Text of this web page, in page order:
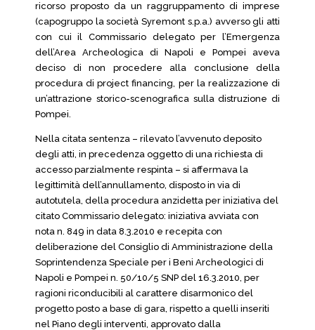
ricorso proposto da un raggruppamento di imprese
(capogruppo la società Syremont s.p.a.) avverso gli atti
con cui il Commissario delegato per l’Emergenza
dell’Area Archeologica di Napoli e Pompei aveva
deciso di non procedere alla conclusione della
procedura di project financing, per la realizzazione di
un’attrazione storico-scenografica sulla distruzione di
Pompei.
Nella citata sentenza – rilevato l’avvenuto deposito
degli atti, in precedenza oggetto di una richiesta di
accesso parzialmente respinta – si affermava la
legittimità dell’annullamento, disposto in via di
autotutela, della procedura anzidetta per iniziativa del
citato Commissario delegato: iniziativa avviata con
nota n. 849 in data 8.3.2010 e recepita con
deliberazione del Consiglio di Amministrazione della
Soprintendenza Speciale per i Beni Archeologici di
Napoli e Pompei n. 50/10/5 SNP del 16.3.2010, per
ragioni riconducibili al carattere disarmonico del
progetto posto a base di gara, rispetto a quelli inseriti
nel Piano degli interventi, approvato dalla